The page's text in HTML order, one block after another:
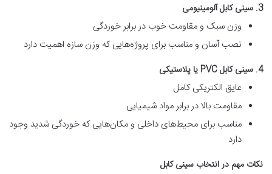
3. سینی کابل آلومینیومی
وزن سبک و مقاومت خوب در برابر خوردگی
نصب آسان و مناسب برای پروژه‌هایی که وزن سازه اهمیت دارد
4. سینی کابل PVC یا پلاستیکی
عایق الکتریکی کامل
مقاومت بالا در برابر مواد شیمیایی
مناسب برای محیط‌های داخلی و مکان‌هایی که خوردگی شدید وجود
دارد
نکات مهم در انتخاب سینی کابل